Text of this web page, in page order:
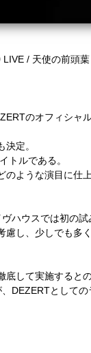
LIVE / 天使の前頭葉
のオフィシャ
定。
トルである。
のような演目に仕
ハウスでは初の試
し、 少しでも多
して実施するとの
DEZERTとして